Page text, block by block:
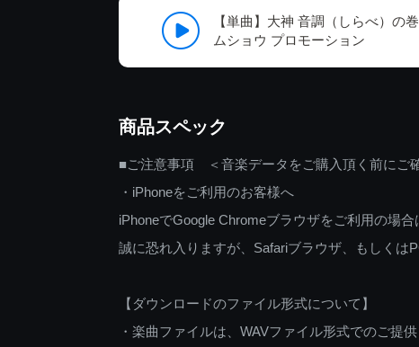
【単曲】大神 音調（しらべ）の
ムショウ プロモーション
商品スペック
■ご注意事項 ＜音楽データをご購入頂く前にご
・iPhoneをご利用のお客様へ
iPhoneでGoogle Chromeブラウザをご利用の場
誠に恐れ入りますが、Safariブラウザ、もしくは
【ダウンロードのファイル形式について】
・楽曲ファイルは、WAVファイル形式でのご提供